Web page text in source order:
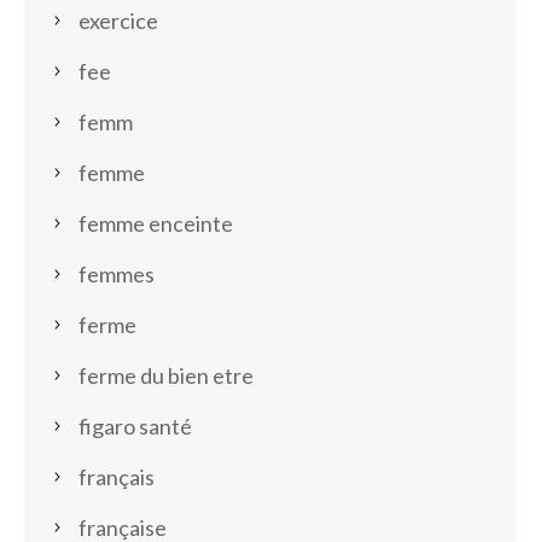
exercice
fee
femm
femme
femme enceinte
femmes
ferme
ferme du bien etre
figaro santé
français
française